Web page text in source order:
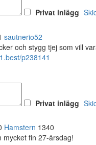
Privat inlägg
sautnerio52
och stygg tjej som vill
p238141
Privat inlägg
Hamstern 1340
mycket fin 27-årsdag!